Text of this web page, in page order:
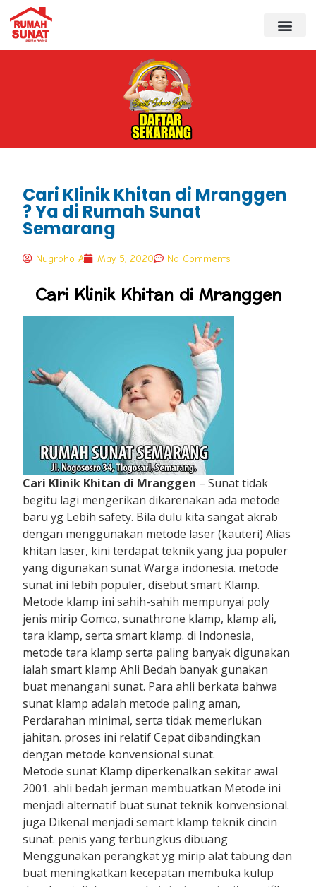
Cari Klinik Khitan di Mranggen
? Ya di Rumah Sunat
Semarang
Nugroho A May 5, 2020 No Comments
Cari Klinik Khitan di Mranggen
Cari Klinik Khitan di Mranggen – Sunat tidak
begitu lagi mengerikan dikarenakan ada metode
baru yg Lebih safety. Bila dulu kita sangat akrab
dengan menggunakan metode laser (kauteri) Alias
khitan laser, kini terdapat teknik yang jua populer
yang digunakan sunat Warga indonesia. metode
sunat ini lebih populer, disebut smart Klamp.
Metode klamp ini sahih-sahih mempunyai poly
jenis mirip Gomco, sunathrone klamp, klamp ali,
tara klamp, serta smart klamp. di Indonesia,
metode tara klamp serta paling banyak digunakan
ialah smart klamp Ahli Bedah banyak gunakan
buat menangani sunat. Para ahli berkata bahwa
sunat klamp adalah metode paling aman,
Perdarahan minimal, serta tidak memerlukan
jahitan. proses ini relatif Cepat dibandingkan
dengan metode konvensional sunat.
Metode sunat Klamp diperkenalkan sekitar awal
2001. ahli bedah jerman membuatkan Metode ini
menjadi alternatif buat sunat teknik konvensional.
juga Dikenal menjadi semart klamp teknik cincin
sunat. penis yang terbungkus dibuang
Menggunakan perangkat yg mirip alat tabung dan
buat meningkatkan kecepatan membuka kulup